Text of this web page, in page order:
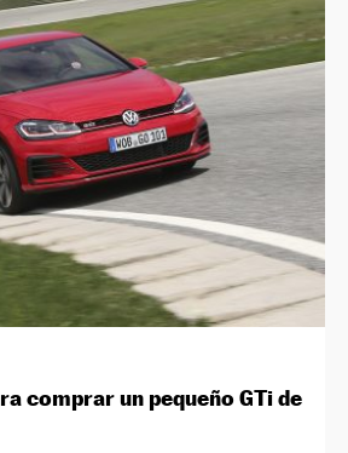
comprar un pequeño GTi de